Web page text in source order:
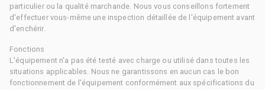
particulier ou la qualité marchande. Nous vous conseillons fortement
d'effectuer vous-même une inspection détaillée de l'équipement avant
d'enchérir.
Fonctions
L'équipement n'a pas été testé avec charge ou utilisé dans toutes les
situations applicables. Nous ne garantissons en aucun cas le bon
fonctionnement de l'équipement conformément aux spécifications du